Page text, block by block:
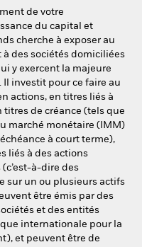
de votre
du capital et
cherche à exposer au
des sociétés domiciliées
y exercent la majeure
investit pour ce faire au
actions, en titres liés à
de créance (tels que
marché monétaire (IMM)
à court terme),
liés à des actions
à-dire des
sur un ou plusieurs actifs
être émis par des
et des entités
internationale pour la
et peuvent être de